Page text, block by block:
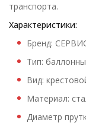
транспорта.
Характеристики:
Бренд:
Тип:
Вид:
Материал:
Диаметр